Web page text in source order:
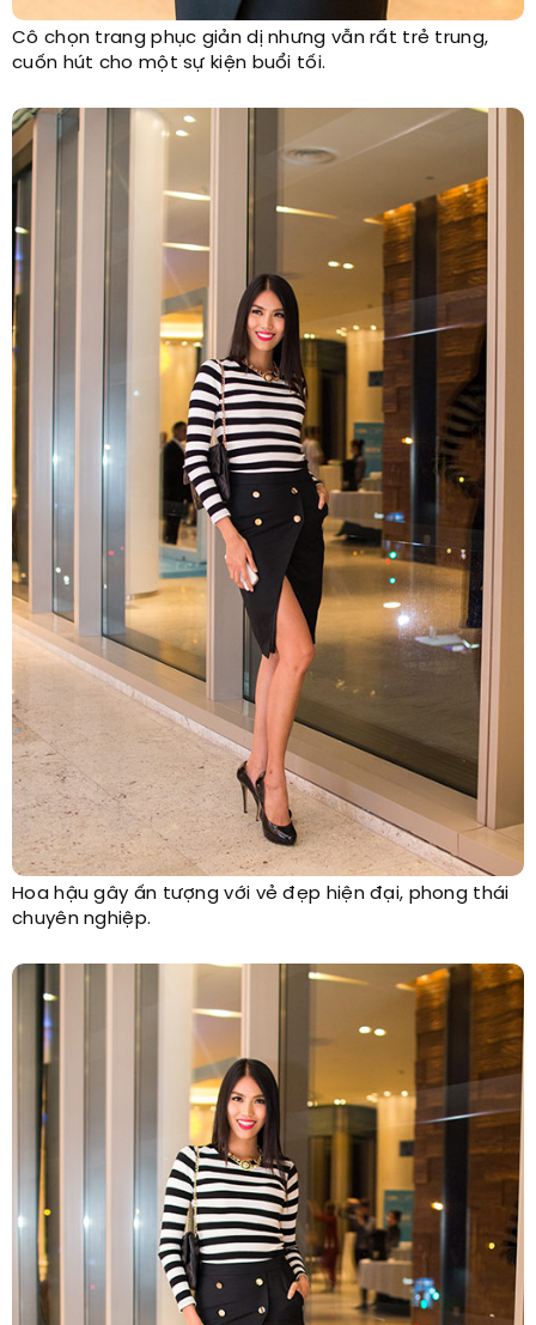
Cô chọn trang phục giản dị nhưng vẫn rất trẻ trung,
cuốn hút cho một sự kiện buổi tối.
Hoa hậu gây ấn tượng với vẻ đẹp hiện đại, phong thái
chuyên nghiệp.